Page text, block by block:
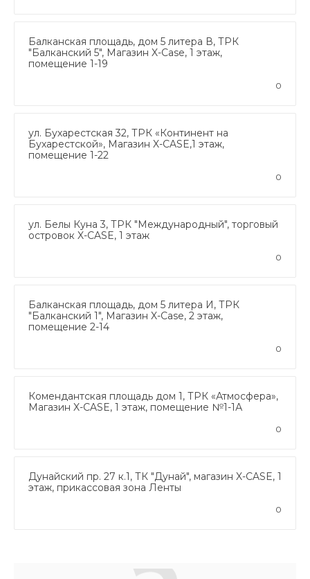
Балканская площадь, дом 5 литера В, ТРК
"Балканский 5", Магазин X-Case, 1 этаж,
помещение 1-19
0
ул. Бухарестская 32, ТРК «Континент на
Бухарестской», Магазин X-CASE,1 этаж,
помещение 1-22
0
ул. Белы Куна 3, ТРК "Международный", торговый
островок X-CASE, 1 этаж
0
Балканская площадь, дом 5 литера И, ТРК
"Балканский 1", Магазин X-Case, 2 этаж,
помещение 2-14
0
Комендантская площадь дом 1, ТРК «Атмосфера»,
Магазин X-CASE, 1 этаж, помещение №1-1А
0
Дунайский пр. 27 к.1, ТК "Дунай", магазин X-CASE, 1
этаж, прикассовая зона Ленты
0